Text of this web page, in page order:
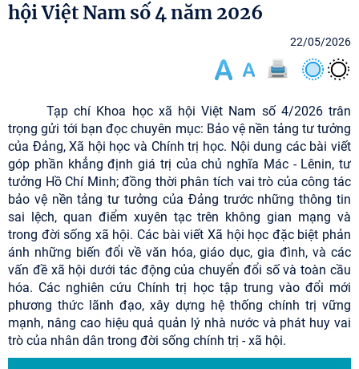
hội Việt Nam số 4 năm 2026
22/05/2026
Tạp chí Khoa học xã hội Việt Nam số 4/2026 trân
trọng gửi tới bạn đọc chuyên mục: Bảo vệ nền tảng tư tưởng
của Đảng, Xã hội học và Chính trị học. Nội dung các bài viết
góp phần khẳng định giá trị của chủ nghĩa Mác - Lênin, tư
tưởng Hồ Chí Minh; đồng thời phân tích vai trò của công tác
bảo vệ nền tảng tư tưởng của Đảng trước những thông tin
sai lệch, quan điểm xuyên tạc trên không gian mạng và
trong đời sống xã hội. Các bài viết Xã hội học đặc biệt phản
ánh những biến đổi về văn hóa, giáo dục, gia đình, và các
vấn đề xã hội dưới tác động của chuyển đổi số và toàn cầu
hóa. Các nghiên cứu Chính trị học tập trung vào đổi mới
phương thức lãnh đạo, xây dựng hệ thống chính trị vững
mạnh, nâng cao hiệu quả quản lý nhà nước và phát huy vai
trò của nhân dân trong đời sống chính trị - xã hội.